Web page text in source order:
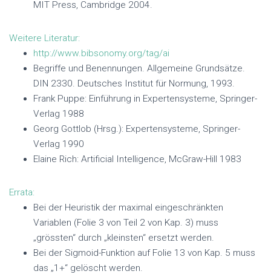
MIT Press, Cambridge 2004.
Weitere Literatur:
http://www.bibsonomy.org/tag/ai
Begriffe und Benennungen. Allgemeine Grundsätze.
DIN 2330. Deutsches Institut für Normung, 1993.
Frank Puppe: Einführung in Expertensysteme, Springer-
Verlag 1988
Georg Gottlob (Hrsg.): Expertensysteme, Springer-
Verlag 1990
Elaine Rich: Artificial Intelligence, McGraw-Hill 1983
Errata:
Bei der Heuristik der maximal eingeschränkten
Variablen (Folie 3 von Teil 2 von Kap. 3) muss
„grössten“ durch „kleinsten“ ersetzt werden.
Bei der Sigmoid-Funktion auf Folie 13 von Kap. 5 muss
das „1+“ gelöscht werden.